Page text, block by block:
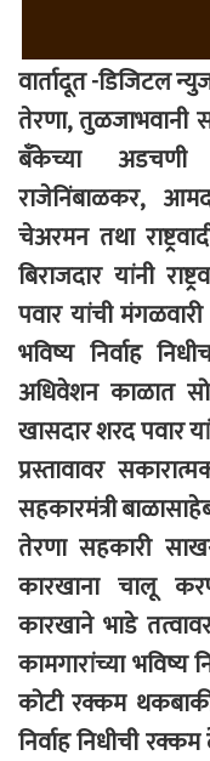
वार्तादूत -डिजिटल
तेरणा, तुळजाभवानी
बँकेच्या अडचणी
राजेनिंबाळकर,
चेअरमन तथा
बिराजदार यांनी
पवार यांची
भविष्य निर्वाह
अधिवेशन काळात
खासदार शरद पवार
प्रस्तावावर
सहकारमंत्री
तेरणा सहकारी
कारखाना चालू
कारखाने भाडे
कामगारांच्या भविष्य
कोटी रक्कम
निर्वाह निधीची